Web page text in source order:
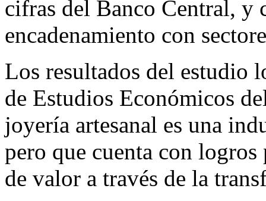
cifras del Banco Central, y
encadenamiento con
Los resultados del estudio
de Estudios Económicos
joyería artesanal es una
pero que cuenta con
de valor a través de la